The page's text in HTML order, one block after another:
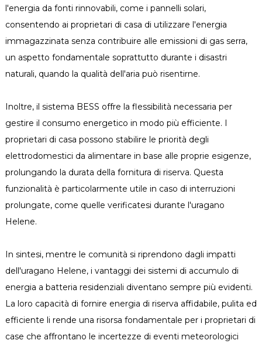
l'energia da fonti rinnovabili, come i pannelli solari,
consentendo ai proprietari di casa di utilizzare l'energia
immagazzinata senza contribuire alle emissioni di gas serra,
un aspetto fondamentale soprattutto durante i disastri
naturali, quando la qualità dell'aria può risentirne.
Inoltre, il sistema BESS offre la flessibilità necessaria per
gestire il consumo energetico in modo più efficiente. I
proprietari di casa possono stabilire le priorità degli
elettrodomestici da alimentare in base alle proprie esigenze,
prolungando la durata della fornitura di riserva. Questa
funzionalità è particolarmente utile in caso di interruzioni
prolungate, come quelle verificatesi durante l'uragano
Helene.
In sintesi, mentre le comunità si riprendono dagli impatti
dell'uragano Helene, i vantaggi dei sistemi di accumulo di
energia a batteria residenziali diventano sempre più evidenti.
La loro capacità di fornire energia di riserva affidabile, pulita ed
efficiente li rende una risorsa fondamentale per i proprietari di
case che affrontano le incertezze di eventi meteorologici